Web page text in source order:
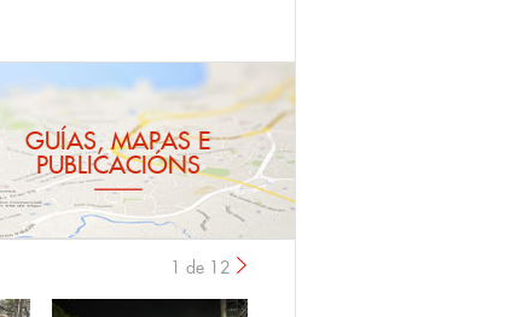
GUÍAS, MAPAS E
PUBLICACIÓNS
1 de 12